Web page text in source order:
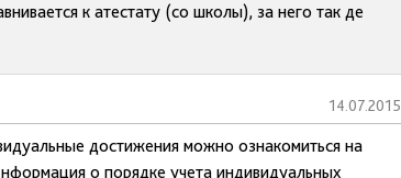
к атестату (со школы), за него так де
14.07.2015
достижения можно ознакомиться на
о порядке учета индивидуальных